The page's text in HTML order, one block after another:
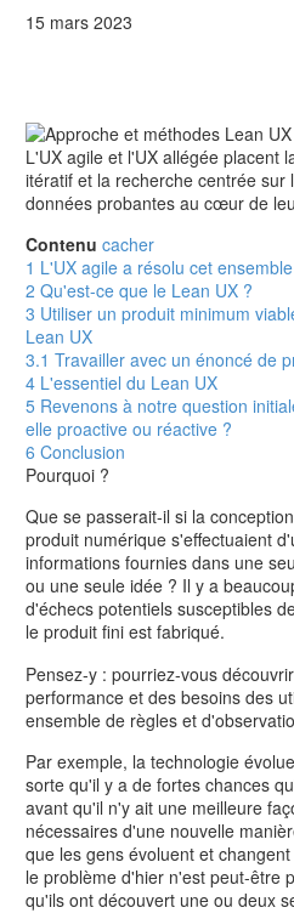
15 mars 2023
L'UX agile et l'UX allégée placent
itératif et la recherche centrée
données probantes au cœur de
Contenu cacher
1 L'UX agile a résolu cet
2 Qu'est-ce que le Lean UX ?
3 Utiliser un produit minimum
Lean UX
3.1 Travailler avec un énoncé de
4 L'essentiel du Lean UX
5 Revenons à notre question
elle proactive ou réactive ?
6 Conclusion
Pourquoi ?
Que se passerait-il si la
produit numérique s'effectuaient
informations fournies dans une
ou une seule idée ? Il y a
d'échecs potentiels susceptibles
le produit fini est fabriqué.
Pensez-y : pourriez-vous
performance et des besoins des
ensemble de règles et
Par exemple, la technologie
sorte qu'il y a de fortes chances
avant qu'il n'y ait une meilleure
nécessaires d'une nouvelle
que les gens évoluent et
le problème d'hier n'est peut-être
qu'ils ont découvert une ou deux